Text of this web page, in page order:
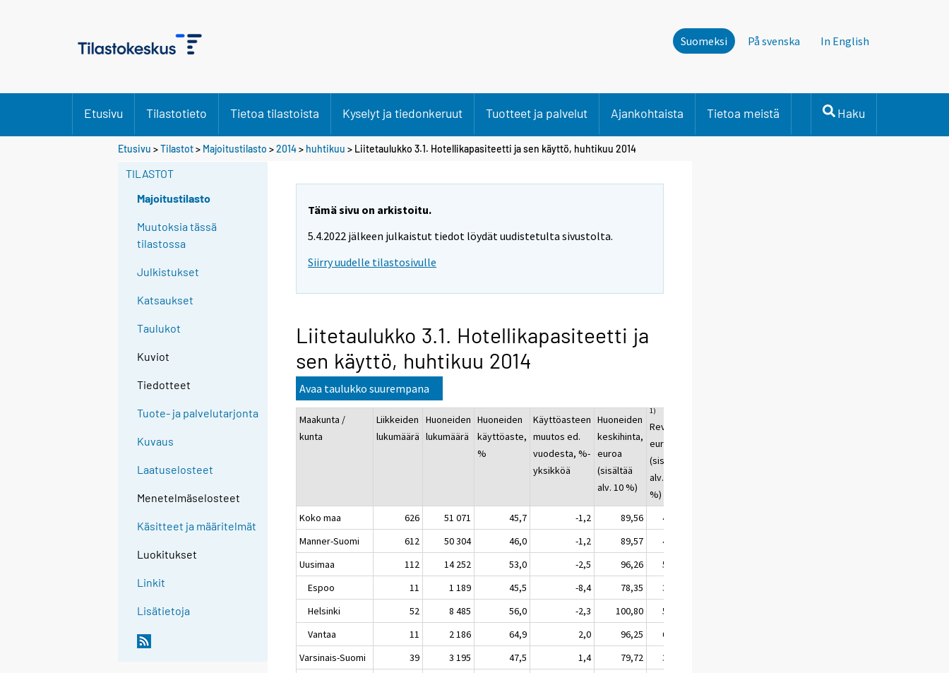
Suomeksi På svenska In English
Etusivu Tilastotieto Tietoa tilastoista Kyselyt ja tiedonkeruut Tuotteet ja palvelut Ajankohtaista Tietoa meistä Haku
Etusivu >Tilastot> Majoitustilasto >2014> huhtikuu > Liitetaulukko 3.1. Hotellikapasiteetti ja sen käyttö, huhtikuu 2014
TILASTOT
Majoitustilasto
Muutoksia tässä
tilastossa
Julkistukset
Katsaukset
Taulukot
Kuviot
Tiedotteet
Tuote- ja palvelutarjonta
Kuvaus
Laatuselosteet
Menetelmäselosteet
Käsitteet ja määritelmät
Luokitukset
Linkit
Lisätietoja
Tämä sivu on arkistoitu.
5.4.2022 jälkeen julkaistut tiedot löydät uudistetulta sivustolta.
Siirry uudelle tilastosivulle
Liitetaulukko 3.1. Hotellikapasiteetti ja
sen käyttö, huhtikuu 2014
Avaa taulukko suurempana
Maakunta /
kunta
Liikkeiden
lukumäärä
Huoneiden
lukumäärä
Huoneiden
käyttöaste,
%
Käyttöasteen
muutos ed.
vuodesta, %-
yksikköä
Huoneiden
keskihinta,
euroa
(sisältää
alv. 10 %)
1)
RevPAR,
euroa
(sisältää
alv. 10
%)
Koko maa
626 51 071 45,7 -1,2 89,56
40,95
Manner-Suomi
612 50 304 46,0 -1,2 89,57
41,19
Uusimaa
112 14 252 53,0 -2,5 96,26
51,01
Espoo
11 1 189 45,5 -8,4 78,35
35,66
Helsinki
52 8 485 56,0 -2,3 100,80
56,45
Vantaa
11 2 186 64,9 2,0 96,25
62,47
Varsinais-Suomi
39 3 195 47,5 1,4 79,72
37,85